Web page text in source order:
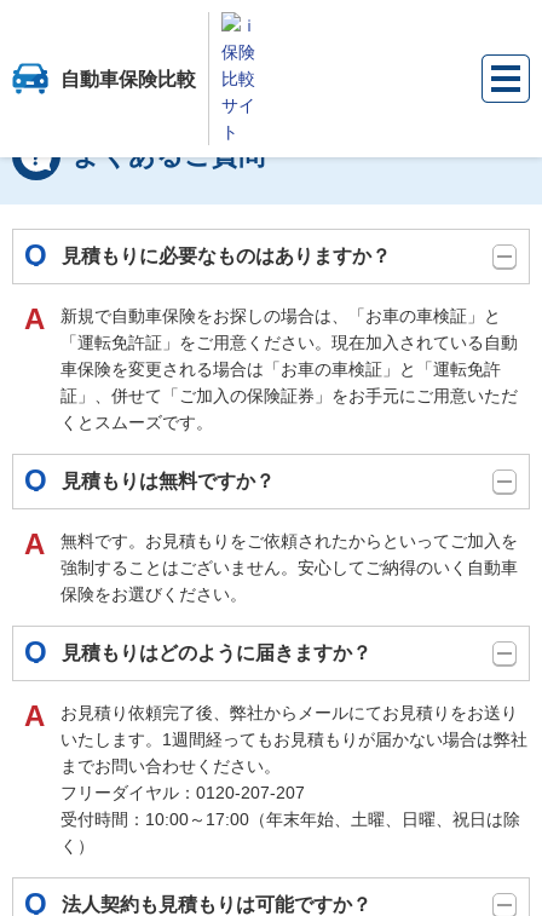
自動車保険比較
保険比較サイト『ｉ保険』 自動車保険比較 自動車保険のよくあるご質問
よくあるご質問
見積もりに必要なものはありますか？
新規で自動車保険をお探しの場合は、「お車の車検証」と
「運転免許証」をご用意ください。現在加入されている自動
車保険を変更される場合は「お車の車検証」と「運転免許
証」、併せて「ご加入の保険証券」をお手元にご用意いただ
くとスムーズです。
見積もりは無料ですか？
無料です。お見積もりをご依頼されたからといってご加入を
強制することはございません。安心してご納得のいく自動車
保険をお選びください。
見積もりはどのように届きますか？
お見積り依頼完了後、弊社からメールにてお見積りをお送り
いたします。1週間経ってもお見積もりが届かない場合は弊社
までお問い合わせください。
フリーダイヤル：0120-207-207
受付時間：10:00～17:00（年末年始、土曜、日曜、祝日は除
く）
法人契約も見積もりは可能ですか？